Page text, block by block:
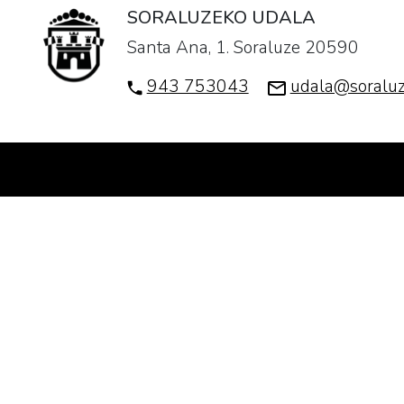
SORALUZEKO UDALA
Santa Ana, 1. Soraluze 20590
943 753043